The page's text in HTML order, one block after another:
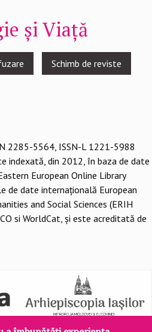
și Viață
Schimb de reviste
2285-5564, ISSN-L 1221-5988
indexată, din 2012, în baza de date
European Online Library
de date internațională European
and Social Sciences (ERIH
si WorldCat, și este acreditată de